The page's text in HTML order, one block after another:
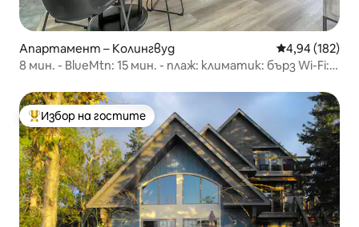
Апартамент – Колингвуд Средна
4,94 (182)
8 мин. - BlueMtn: 15 мин. - плаж: климатик: бърз Wi-Fi:
Най-популярен избор на гостите
Избор на гостите